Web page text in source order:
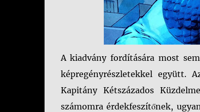
A kiadvány fordítására most
képregényrészletekkel együtt.
Kapitány Kétszázados
számomra érdekfeszítőnek,